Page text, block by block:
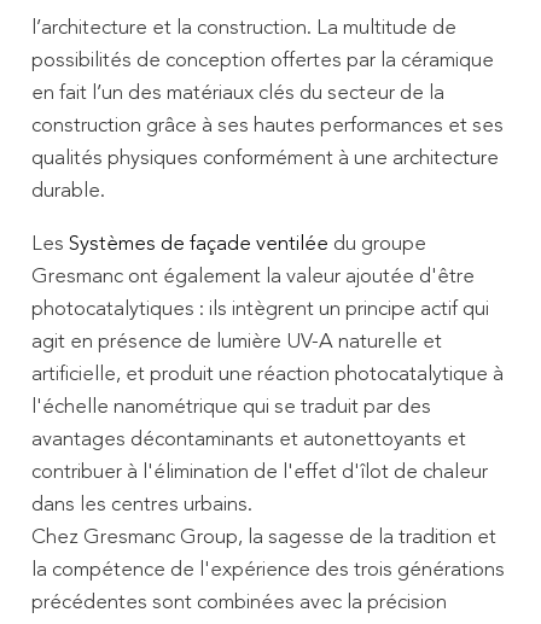
l’architecture et la construction. La multitude de
possibilités de conception offertes par la céramique
en fait l’un des matériaux clés du secteur de la
construction grâce à ses hautes performances et ses
qualités physiques conformément à une architecture
durable.
Les Systèmes de façade ventilée du groupe
Gresmanc ont également la valeur ajoutée d'être
photocatalytiques : ils intègrent un principe actif qui
agit en présence de lumière UV-A naturelle et
artificielle, et produit une réaction photocatalytique à
l'échelle nanométrique qui se traduit par des
avantages décontaminants et autonettoyants et
contribuer à l'élimination de l'effet d'îlot de chaleur
dans les centres urbains.
Chez Gresmanc Group, la sagesse de la tradition et
la compétence de l'expérience des trois générations
précédentes sont combinées avec la précision